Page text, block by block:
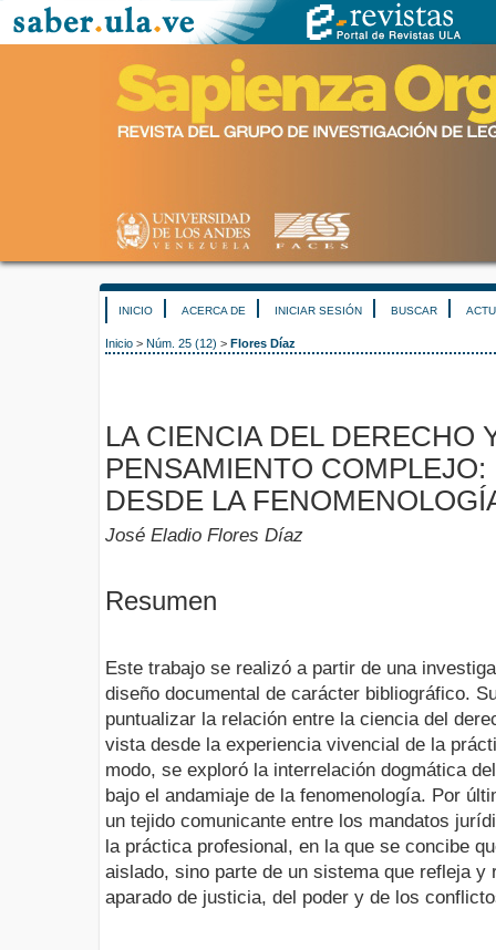
INICIO ACERCA DE INICIAR SESIÓN BUSCAR
Inicio > Núm. 25 (12) > Flores Díaz
LA CIENCIA DEL DERECHO
PENSAMIENTO
DESDE LA
José Eladio Flores Díaz
Resumen
Este trabajo se realizó a partir de una
diseño documental de carácter bibliográfico.
puntualizar la relación entre la ciencia del
vista desde la experiencia vivencial de la
modo, se exploró la interrelación dogmática
bajo el andamiaje de la fenomenología. Por
un tejido comunicante entre los mandatos
la práctica profesional, en la que se concibe
aislado, sino parte de un sistema que refleja y
aparado de justicia, del poder y de los